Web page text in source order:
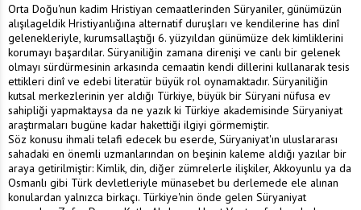
Orta Doğu'nun kadim Hristiyan cemaatlerinden Süryaniler, günümüzün
alışılageldik Hristiyanlığına alternatif duruşları ve kendilerine has dinî
gelenekleriyle, kurumsallaştığı 6. yüzyıldan günümüze dek kimliklerini
korumayı başardılar. Süryaniliğin zamana direnişi ve canlı bir gelenek
olmayı sürdürmesinin arkasında cemaatin kendi dillerini kullanarak tesis
ettikleri dinî ve edebi literatür büyük rol oynamaktadır. Süryaniliğin
kutsal merkezlerinin yer aldığı Türkiye, büyük bir Süryani nüfusa ev
sahipliği yapmaktaysa da ne yazık ki Türkiye akademisinde Süryaniyat
araştırmaları bugüne kadar hakettiği ilgiyi görmemiştir.
Söz konusu ihmali telafi edecek bu eserde, Süryaniyat'ın uluslararası
sahadaki en önemli uzmanlarından on beşinin kaleme aldığı yazılar bir
araya getirilmiştir: Kimlik, din, diğer zümrelerle ilişkiler, Akkoyunlu ya da
Osmanlı gibi Türk devletleriyle münasebet bu derlemede ele alınan
konulardan yalnızca birkaçı. Türkiye'nin önde gelen Süryaniyat